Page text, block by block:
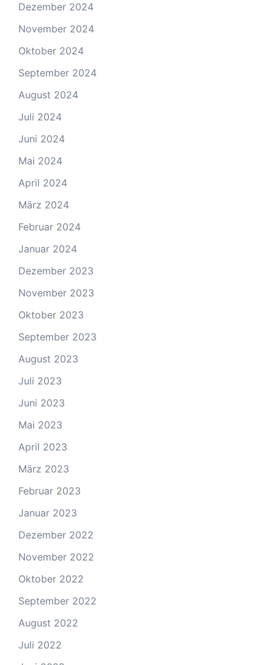
Dezember 2024
November 2024
Oktober 2024
September 2024
August 2024
Juli 2024
Juni 2024
Mai 2024
April 2024
März 2024
Februar 2024
Januar 2024
Dezember 2023
November 2023
Oktober 2023
September 2023
August 2023
Juli 2023
Juni 2023
Mai 2023
April 2023
März 2023
Februar 2023
Januar 2023
Dezember 2022
November 2022
Oktober 2022
September 2022
August 2022
Juli 2022